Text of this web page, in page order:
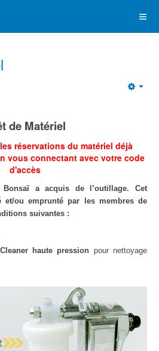
de Matériel
réservations du matériel déjà
vous connectant avec votre code
d'accès
a acquis de l’outillage. Cet
ou emprunté par les membres de
suivantes :
haute pression pour nettoyage